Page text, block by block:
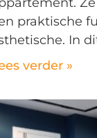
praktische
In
verder »